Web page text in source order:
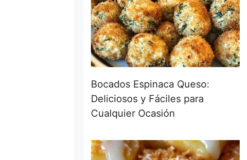
Bocados Espinaca Queso:
Deliciosos y Fáciles para
Cualquier Ocasión